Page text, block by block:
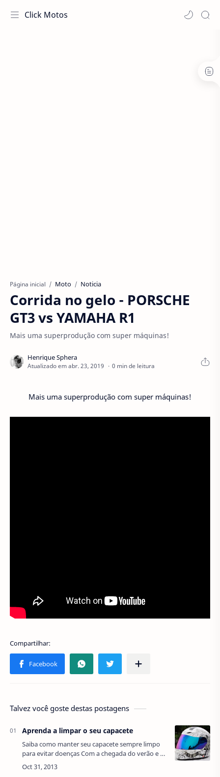
Click Motos
Página inicial Moto Noticia
Corrida no gelo - PORSCHE
GT3 vs YAMAHA R1
Mais uma superprodução com super máquinas!
0 min de leitura
Mais uma superprodução com super máquinas!
Talvez você goste destas postagens
Aprenda a limpar o seu capacete
Saiba como manter seu capacete sempre limpo
para evitar doenças Com a chegada do verão e o
aumento da temperatura, andar de moto pode
não ser uma tarefa fácil, sobretudo no…